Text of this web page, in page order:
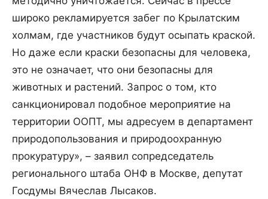
широко рекламируется забег по Крылатским
холмам, где участников будут осыпать краской.
Но даже если краски безопасны для человека,
это не означает, что они безопасны для
животных и растений. Запрос о том, кто
санкционировал подобное мероприятие на
территории ООПТ, мы адресуем в департамент
природопользования и природоохранную
прокуратуру», – заявил сопредседатель
регионального штаба ОНФ в Москве, депутат
Госдумы Вячеслав Лысаков.